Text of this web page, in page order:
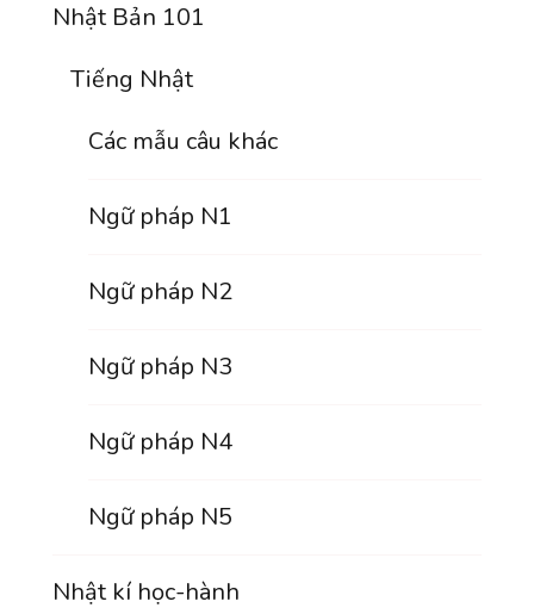
Nhật Bản 101
Tiếng Nhật
Các mẫu câu khác
Ngữ pháp N1
Ngữ pháp N2
Ngữ pháp N3
Ngữ pháp N4
Ngữ pháp N5
Nhật kí học-hành